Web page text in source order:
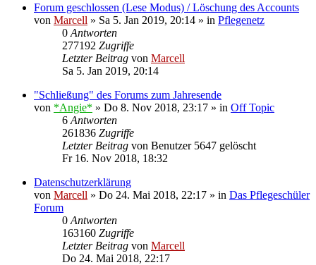
Forum geschlossen (Lese Modus) / Löschung des Accounts
von Marcell » Sa 5. Jan 2019, 20:14 » in Pflegenetz
0 Antworten
277192 Zugriffe
Letzter Beitrag von Marcell
Sa 5. Jan 2019, 20:14
"Schließung" des Forums zum Jahresende
von *Angie* » Do 8. Nov 2018, 23:17 » in Off Topic
6 Antworten
261836 Zugriffe
Letzter Beitrag von Benutzer 5647 gelöscht
Fr 16. Nov 2018, 18:32
Datenschutzerklärung
von Marcell » Do 24. Mai 2018, 22:17 » in Das Pflegeschüler
Forum
0 Antworten
163160 Zugriffe
Letzter Beitrag von Marcell
Do 24. Mai 2018, 22:17